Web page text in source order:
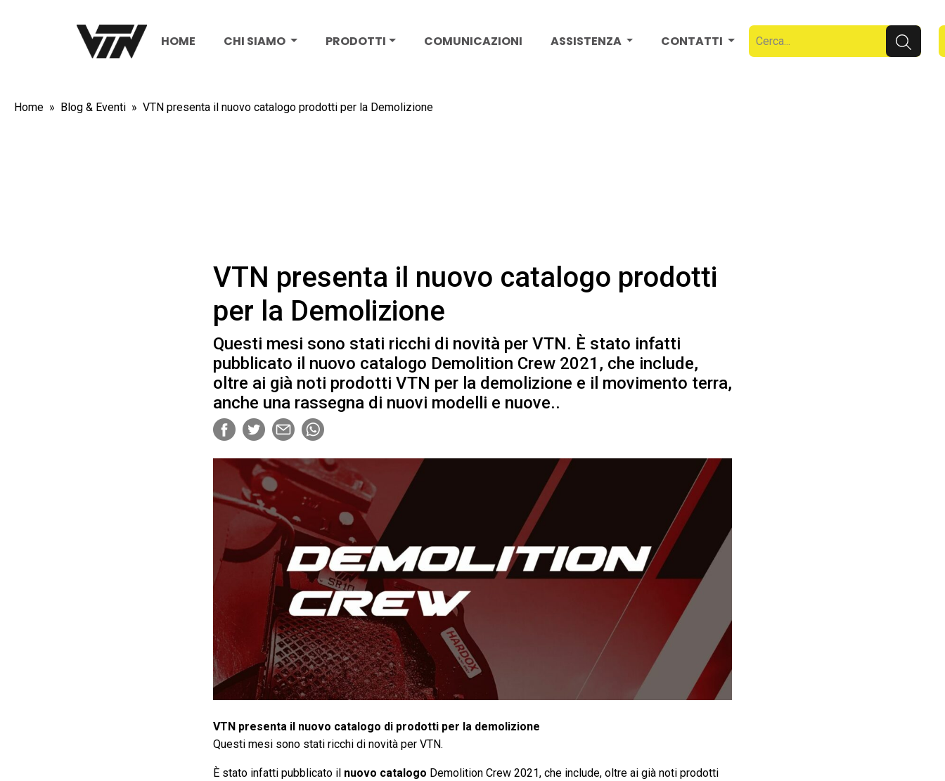
HOME CHI SIAMO PRODOTTI COMUNICAZIONI ASSISTENZA CONTATTI
Home Blog & Eventi VTN presenta il nuovo catalogo prodotti per la Demolizione
VTN presenta il nuovo catalogo prodotti
per la Demolizione
Questi mesi sono stati ricchi di novità per VTN. È stato infatti
pubblicato il nuovo catalogo Demolition Crew 2021, che include,
oltre ai già noti prodotti VTN per la demolizione e il movimento terra,
anche una rassegna di nuovi modelli e nuove..
VTN presenta il nuovo catalogo di prodotti per la demolizione
Questi mesi sono stati ricchi di novità per VTN.
È stato infatti pubblicato il nuovo catalogo Demolition Crew 2021, che include, oltre ai già noti prodotti